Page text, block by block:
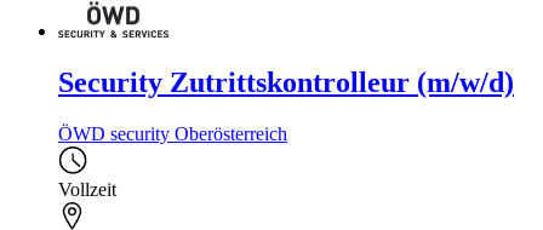
Security Zutrittskontrolleur (m/w/d)
ÖWD security Oberösterreich
Vollzeit